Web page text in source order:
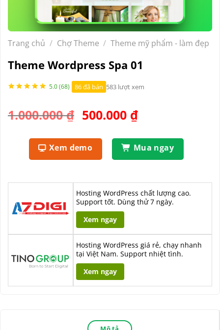
Trang chủ / Chợ Theme / Theme mỹ phẩm - làm đẹp
Theme Wordpress Spa 01
5.0 (68) 86 đã bán 583 lượt xem
1.000.000₫ Giá
là:
1.000.000 ₫.
500.000 ₫Giá
tại
là:
Xem demo Mua ngay
Hosting WordPress chất lượng cao.
Support tốt. Dùng thử 7 ngày.
Xem ngay
Hosting WordPress giá rẻ, chạy nhanh
tại Việt Nam. Support nhiệt tình.
Xem ngay